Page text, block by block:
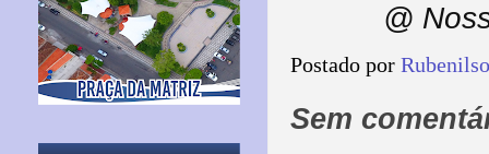
@
Postado por
Sem